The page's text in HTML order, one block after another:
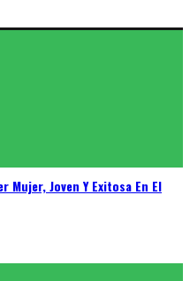
Mujer, Joven Y Exitosa En El